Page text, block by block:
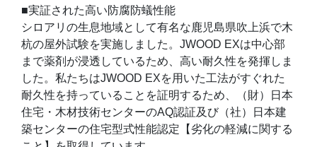
■実証された高い防腐防蟻性能
シロアリの生息地域として有名な鹿児島県吹上浜で木
杭の屋外試験を実施しました。JWOOD EXは中心部
まで薬剤が浸透しているため、高い耐久性を発揮しま
した。私たちはJWOOD EXを用いた工法がすぐれた
耐久性を持っていることを証明するため、（財）日本
住宅・木材技術センターのAQ認証及び（社）日本建
築センターの住宅型式性能認定【劣化の軽減に関する